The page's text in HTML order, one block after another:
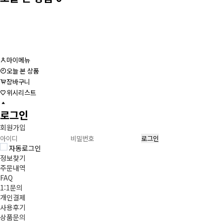
마이메뉴
오늘 본 상품
장바구니
위시리스트
로그인
회원가입
자동로그인
정보찾기
주문내역
FAQ
1:1문의
개인결제
사용후기
상품문의